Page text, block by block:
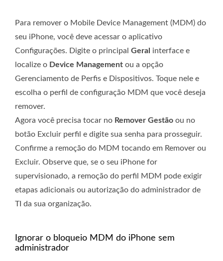
Para remover o Mobile Device Management (MDM) do
seu iPhone, você deve acessar o aplicativo
Configurações. Digite o principal Geral interface e
localize o Device Management ou a opção
Gerenciamento de Perfis e Dispositivos. Toque nele e
escolha o perfil de configuração MDM que você deseja
remover.
Agora você precisa tocar no Remover Gestão ou no
botão Excluir perfil e digite sua senha para prosseguir.
Confirme a remoção do MDM tocando em Remover ou
Excluir. Observe que, se o seu iPhone for
supervisionado, a remoção do perfil MDM pode exigir
etapas adicionais ou autorização do administrador de
TI da sua organização.
Ignorar o bloqueio MDM do iPhone sem
administrador